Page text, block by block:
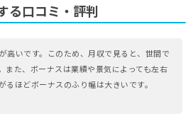
る口コミ・評判
高いです。このため、月収で見ると、世間で
また、ボーナスは業績や景気によっても左右
るほどボーナスのふり幅は大きいです。